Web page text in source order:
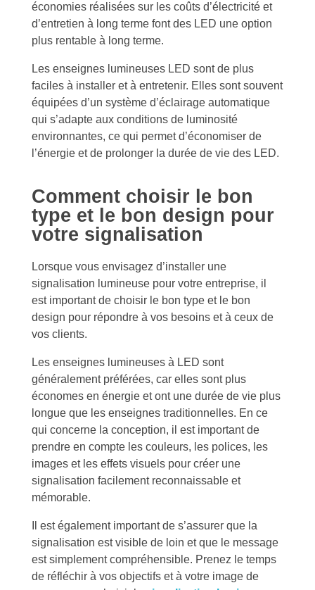
économies réalisées sur les coûts d’électricité et
d’entretien à long terme font des LED une option
plus rentable à long terme.
Les enseignes lumineuses LED sont de plus
faciles à installer et à entretenir. Elles sont souvent
équipées d’un système d’éclairage automatique
qui s’adapte aux conditions de luminosité
environnantes, ce qui permet d’économiser de
l’énergie et de prolonger la durée de vie des LED.
Comment choisir le bon
type et le bon design pour
votre signalisation
Lorsque vous envisagez d’installer une
signalisation lumineuse pour votre entreprise, il
est important de choisir le bon type et le bon
design pour répondre à vos besoins et à ceux de
vos clients.
Les enseignes lumineuses à LED sont
généralement préférées, car elles sont plus
économes en énergie et ont une durée de vie plus
longue que les enseignes traditionnelles. En ce
qui concerne la conception, il est important de
prendre en compte les couleurs, les polices, les
images et les effets visuels pour créer une
signalisation facilement reconnaissable et
mémorable.
Il est également important de s’assurer que la
signalisation est visible de loin et que le message
est simplement compréhensible. Prenez le temps
de réfléchir à vos objectifs et à votre image de